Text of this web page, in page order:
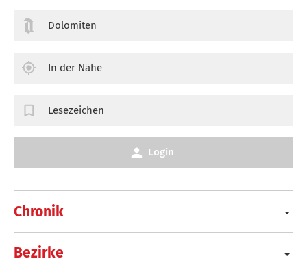
Chronik
Bezirke
Dolomiten
In der Nähe
Lesezeichen
Login